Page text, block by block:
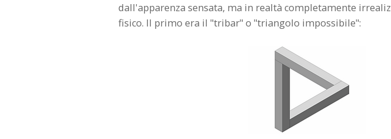
dall'apparenza sensata, ma in realtà completamente
fisico. Il primo era il "tribar" o "triangolo impossibile":